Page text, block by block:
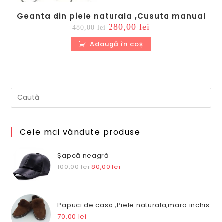
Geanta din piele naturala ,Cusuta manual
480,00lei Prețul
inițial
a
fost:
480,00 lei.
280,00 lei
este:
Adaugă în coș
Cele mai vândute produse
Șapcă neagră
100,00lei Prețul
fost:
80,00lei
80,00 lei.
Papuci de casa ,Piele naturala,maro inchis
70,00 lei